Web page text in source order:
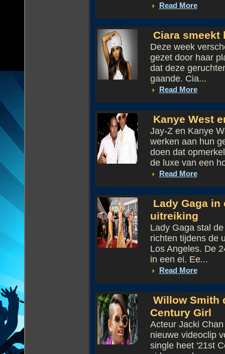
Read More
Ciara smeekt
Deze week
gezet door haar
dat deze
gaande. Cia...
Read More
Kanye West
Jay-Z en Kanye
werken aan hun
doen dat
de luxe van een
Read More
Lady Gaga in
uitreiking
Lady Gaga stal
richten tijdens de
Los Angeles. De
in een ei. Ee...
Read More
Willow Smith
Century Girl
Acteur Jacki
nieuwe videoclip
single heet '21st